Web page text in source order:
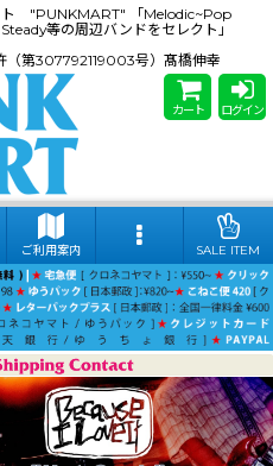
ト "PUNKMART" 「Melodic~Pop
等の周辺バンドをセレクト」
（第307792119003号）髙橋伸幸
カート ログイン
ご利用案内 SALE ITEM